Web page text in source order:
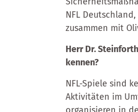
NFL
zusammen mit
Herr Dr.
kennen?
NFL-Spiele sind
Aktivitäten im